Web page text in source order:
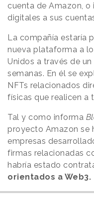
cuenta de Amazon,
digitales a sus
La compañía estaría
nueva plataforma a
Unidos a través de
semanas. En él se
NFTs relacionados
físicas que realicen a
Tal y como informa
proyecto Amazon se
empresas
firmas relacionadas
habría estado
orientados a Web3.